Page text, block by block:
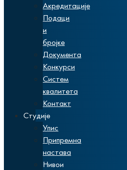
Акредитације
Подаци
и
бројке
Документа
Конкурси
Систем
квалитета
Контакт
Студије
Упис
Припремна
настава
Нивои